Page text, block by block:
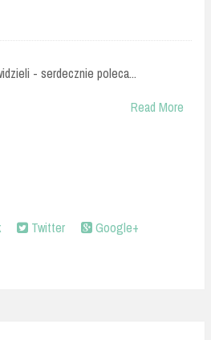
- serdecznie poleca...
Read More
Twitter
Google+